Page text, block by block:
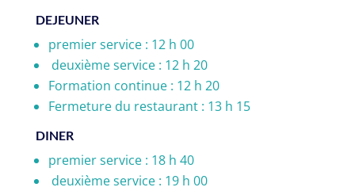
DEJEUNER
premier service : 12 h 00
deuxième service : 12 h 20
Formation continue : 12 h 20
Fermeture du restaurant : 13 h 15
DINER
premier service : 18 h 40
deuxième service : 19 h 00